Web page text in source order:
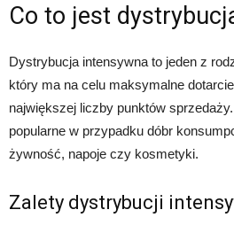
Co to jest
Dystrybucja intensywna to jeden z
który ma na celu maksymalne
największej liczby punktów
popularne w przypadku dóbr
żywność, napoje czy kosmetyki.
Zalety dystrybucji